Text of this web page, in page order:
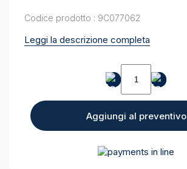
Codice prodotto : 9C077062
Leggi la descrizione completa
Materasso
Domus
quantity
Aggiungi al preventivo